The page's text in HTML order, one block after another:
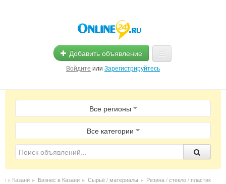
Добавить объявление
Войдите или Зарегистрируйтесь
Главная
Помощь
Услуги
Магазины
Все регионы
Все категории
в Казани ▸ Бизнес в Казани ▸ Сырьё / материалы ▸ Резина / стекло / пластик